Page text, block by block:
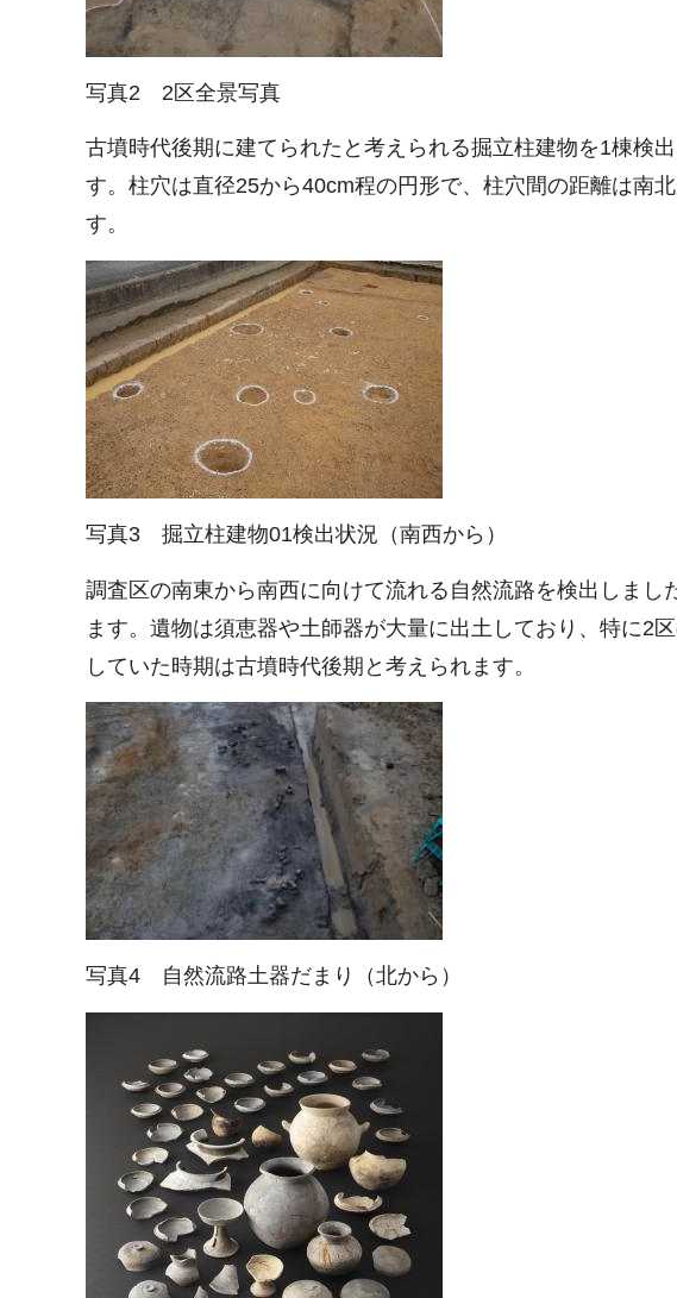
写真2 2区全景写真
古墳時代後期に建てられたと考えられる掘立柱建物を1棟検
す。柱穴は直径25から40cm程の円形で、柱穴間の距離は南
す。
写真3 掘立柱建物01検出状況（南西から）
調査区の南東から南西に向けて流れる自然流路を検出しま
ます。遺物は須恵器や土師器が大量に出土しており、特に2
していた時期は古墳時代後期と考えられます。
写真4 自然流路土器だまり（北から）